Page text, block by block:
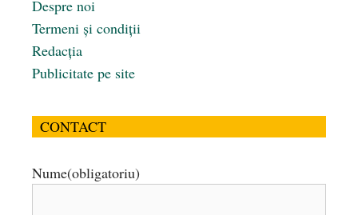
Despre noi
Termeni și condiții
Redacția
Publicitate pe site
CONTACT
Nume(obligatoriu)